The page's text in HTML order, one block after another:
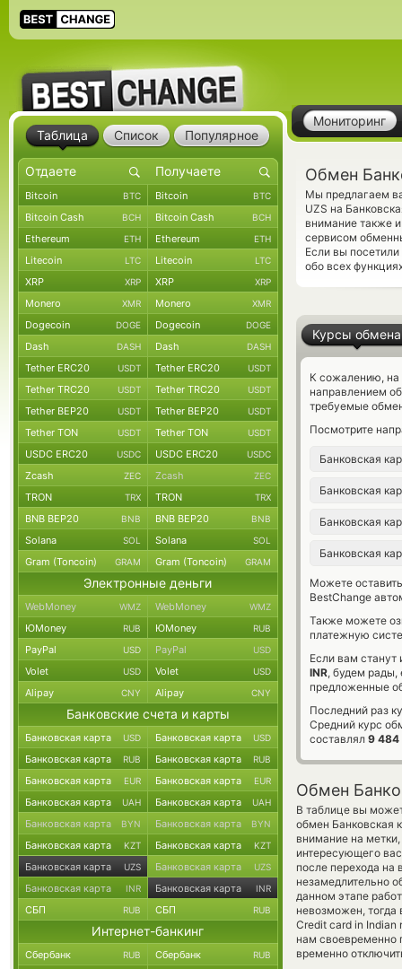
Мониторинг
Обмен
Мы предлагаем
UZS на
внимание также
сервисом
Если вы
обо всех
Курсы обмена
К сожалению, на
направлением
требуемые
Посмотрите
Банковская
Банковская
Банковская
Банковская
Можете
BestChange
Также можете
платежную
Если вам
INR, будем рады,
предложенные
Последний раз
Средний курс
составлял 9 484
Обмен
В таблице вы
обмен Банковская
внимание на
интересующего
после перехода
незамедлительно
данном этапе
невозможен,
Credit card in
нам своевременно
временно
Таблица Список Популярное
Bitcoin BTC Bitcoin BTC
Bitcoin Cash BCH Bitcoin Cash BCH
Ethereum ETH Ethereum ETH
Litecoin LTC Litecoin LTC
XRP XRP XRP XRP
Monero XMR Monero XMR
Dogecoin DOGE Dogecoin DOGE
Dash DASH Dash DASH
Tether ERC20 USDT Tether ERC20 USDT
Tether TRC20 USDT Tether TRC20 USDT
Tether BEP20 USDT Tether BEP20 USDT
Tether TON USDT Tether TON USDT
USDC ERC20 USDC USDC ERC20 USDC
Zcash ZEC Zcash ZEC
TRON TRX TRON TRX
BNB BEP20 BNB BNB BEP20 BNB
Solana SOL Solana SOL
Gram (Toncoin) GRAM Gram (Toncoin) GRAM
Электронные деньги
WebMoney WMZ WebMoney WMZ
ЮMoney RUB ЮMoney RUB
PayPal USD PayPal USD
Volet USD Volet USD
Alipay CNY Alipay CNY
Банковские счета и карты
Банковская карта USD Банковская карта USD
Банковская карта RUB Банковская карта RUB
Банковская карта EUR Банковская карта EUR
Банковская карта UAH Банковская карта UAH
Банковская карта BYN Банковская карта BYN
Банковская карта KZT Банковская карта KZT
Банковская карта UZS Банковская карта UZS
Банковская карта INR Банковская карта INR
СБП RUB СБП RUB
Интернет-банкинг
Сбербанк RUB Сбербанк RUB